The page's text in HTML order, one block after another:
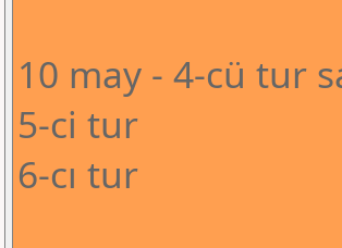
10 may - 4-cü tur
5-ci tur
6-cı tur